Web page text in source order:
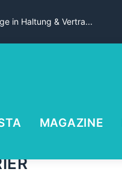
in Haltung & Vertra...
MAGAZINE